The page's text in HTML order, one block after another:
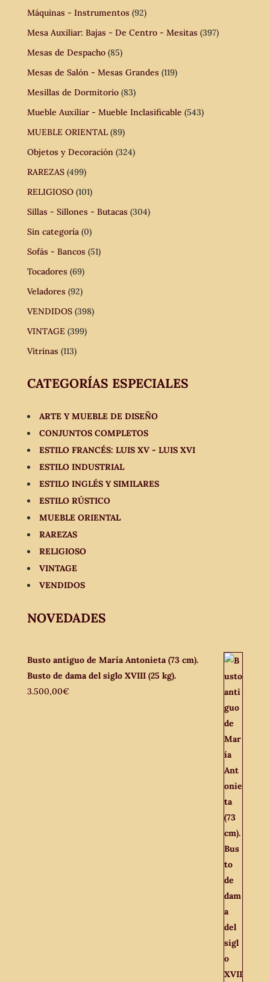
Máquinas - Instrumentos (92)
Mesa Auxiliar: Bajas - De Centro - Mesitas (397)
Mesas de Despacho (85)
Mesas de Salón - Mesas Grandes (119)
Mesillas de Dormitorio (83)
Mueble Auxiliar - Mueble Inclasificable (543)
MUEBLE ORIENTAL (89)
Objetos y Decoración (324)
RAREZAS (499)
RELIGIOSO (101)
Sillas - Sillones - Butacas (304)
Sin categoría (0)
Sofás - Bancos (51)
Tocadores (69)
Veladores (92)
VENDIDOS (398)
VINTAGE (399)
Vitrinas (113)
CATEGORÍAS ESPECIALES
ARTE Y MUEBLE DE DISEÑO
CONJUNTOS COMPLETOS
ESTILO FRANCÉS: LUIS XV - LUIS XVI
ESTILO INDUSTRIAL
ESTILO INGLÉS Y SIMILARES
ESTILO RÚSTICO
MUEBLE ORIENTAL
RAREZAS
RELIGIOSO
VINTAGE
VENDIDOS
NOVEDADES
Busto antiguo de María Antonieta (73 cm).
Busto de dama del siglo XVIII (25 kg).
3.500,00€